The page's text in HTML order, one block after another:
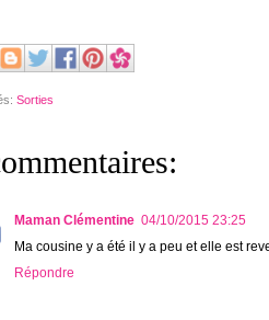
Sorties
Maman Clémentine 04/10/2015 23:25
Ma cousine y a été il y a peu et elle est
Répondre